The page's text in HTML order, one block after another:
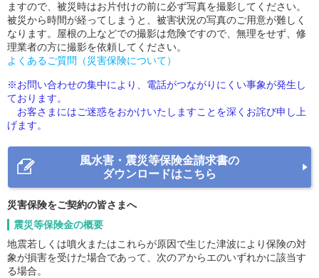
ますので、被災時はお片付けの前に必ず写真を撮影してください。
被災から時間が経ってしまうと、被害状況の写真のご用意が難しく
なります。屋根の上などでの撮影は危険ですので、無理をせず、修
理業者の方に撮影を依頼してください。
よくあるご質問（災害保険について）
※お問い合わせの集中により、電話がつながりにくい事象が発生し
ております。
お客さまにはご迷惑をおかけいたしますことを深くお詫び申し上
げます。
風水害・震災等保険金請求書の
ダウンロードはこちら
災害保険をご契約の皆さまへ
震災等保険金の概要
地震若しくは噴火またはこれらが原因で生じた津波により保険の対
象が損害を受けた場合であって、次のアからエのいずれかに該当す
る場合。